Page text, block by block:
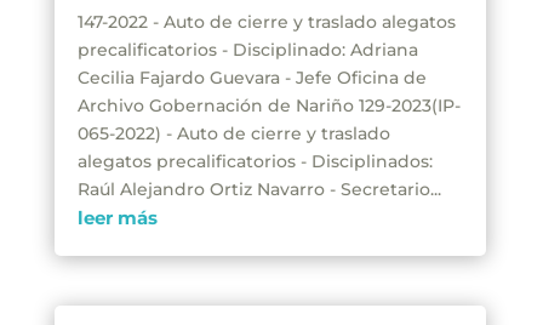
147-2022 - Auto de cierre y traslado alegatos
precalificatorios - Disciplinado: Adriana
Cecilia Fajardo Guevara - Jefe Oficina de
Archivo Gobernación de Nariño 129-2023(IP-
065-2022) - Auto de cierre y traslado
alegatos precalificatorios - Disciplinados:
Raúl Alejandro Ortiz Navarro - Secretario...
leer más